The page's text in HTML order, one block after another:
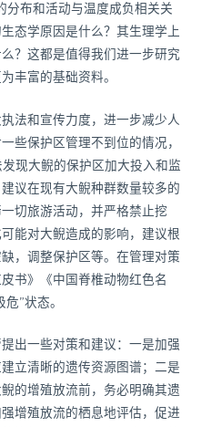
布和活动与温度成负相关关
态学原因是什么？其生理学上
？这都是值得我们进一步研究
丰富的基础资料。
和宣传力度，进一步减少人
些保护区管理不到位的情况，
现大鲵的保护区加大投入和监
议在现有大鲵种群数量较多的
切旅游活动，并严格禁止挖
能对大鲵造成的影响，建议根
，调整保护区等。在管理对策
书》《中国脊椎动物红色名
”状态。
一些对策和建议：一是加强
立清晰的遗传资源图谱；二是
的增殖放流前，务必明确其遗
增殖放流的栖息地评估，促进